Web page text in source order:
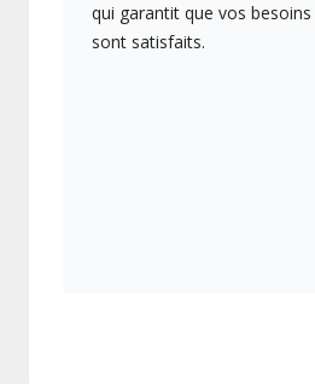
qui garantit que vos
sont satisfaits.